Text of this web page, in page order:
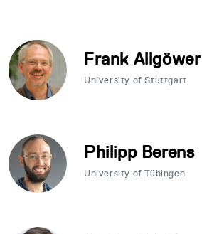
Frank Allgöwer
University of Stuttgart
Philipp Berens
University of Tübingen